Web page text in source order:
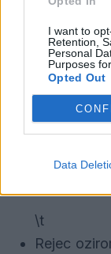
I want to
Retention,
Personal
Purposes
Opted Out
Data
ponarejenimi
se pred
ga želite
podatkov ne
ni vredu.
\t
Rejec